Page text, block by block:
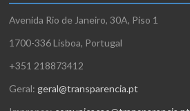
Avenida Rio de Janeiro, 30A, Piso 1
1700-336 Lisboa, Portugal
+351 218873412
Geral: geral@transparencia.pt